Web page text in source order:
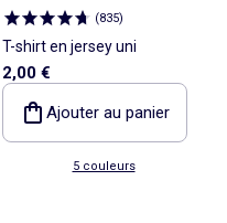
(835)
T-shirt en jersey uni
2,00 €
Ajouter au panier
5 couleurs